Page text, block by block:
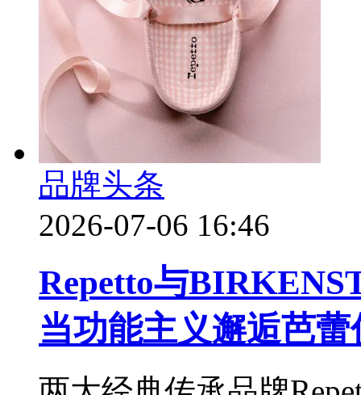
品牌头条
2026-07-06 16:46
Repetto与
当功能主义邂逅芭蕾